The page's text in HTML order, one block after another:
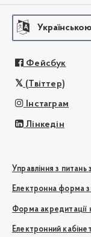
Українською
Фейсбук
(Твіттер)
Інстаграм
Лінкедін
Управління з
Електронна форма
Форма акредитації
Електронний